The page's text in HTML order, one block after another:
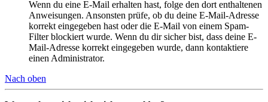
Wenn du eine E-Mail erhalten hast, folge den dort enthaltenen
Anweisungen. Ansonsten prüfe, ob du deine E-Mail-Adresse
korrekt eingegeben hast oder die E-Mail von einem Spam-
Filter blockiert wurde. Wenn du dir sicher bist, dass deine E-
Mail-Adresse korrekt eingegeben wurde, dann kontaktiere
einen Administrator.
Nach oben